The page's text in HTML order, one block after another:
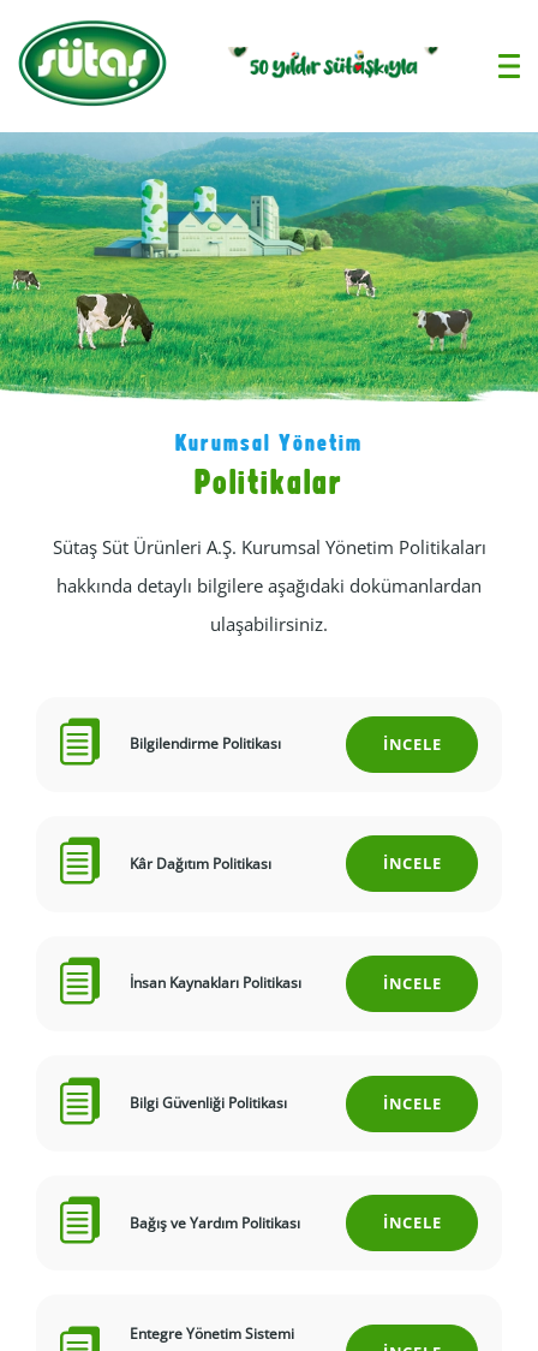
Kurumsal Yönetim
Politikalar
Sütaş Süt Ürünleri A.Ş. Kurumsal Yönetim Politikaları
hakkında detaylı bilgilere aşağıdaki dokümanlardan
ulaşabilirsiniz.
Bilgilendirme Politikası İNCELE
Kâr Dağıtım Politikası İNCELE
İnsan Kaynakları Politikası İNCELE
Bilgi Güvenliği Politikası İNCELE
Bağış ve Yardım Politikası İNCELE
Entegre Yönetim Sistemi